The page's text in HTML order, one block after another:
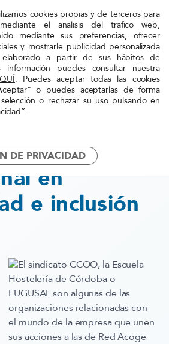
» Capacitación profesional en
diversidad e inclusión laboral
en
e inclusión
El sindicato CCOO, la Escuela
Hostelería de Córdoba o
FUGUSAL son algunas de las
organizaciones relacionadas con
el mundo de la empresa que unen
sus acciones a las de Red Acoge
cookies propias y de terceros para
mediante el análisis del tráfico web,
mediante sus preferencias, ofrecer
y mostrarle publicidad personalizada
a partir de sus hábitos de
información puedes consultar nuestra
. Puedes aceptar todas las cookies
o puedes aceptarlas de forma
o rechazar su uso pulsando en
.
DE PRIVACIDAD